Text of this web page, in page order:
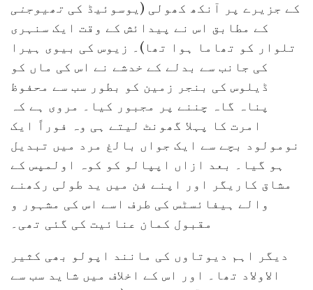
کے جزیرے پر آنکھ کھولی (یوسوئیڈ کی تھیوجنی
کے مطابق اس نے پیدائش کے وقت ایک سنہری
تلوار کو تھاما ہوا تھا)۔ زیوس کی بیوی ہیرا
کی جانب سے بدلے کے خدشے نے اس کی ماں کو
ڈیلوس کی بنجر زمین کو بطور سب سے محفوظ
پناہ گاہ چننے پر مجبور کیا۔ مروی ہے کہ
امرت کا پہلا گھونٹ لیتے ہی وہ فوراً ایک
نومولود بچے سے ایک جواں بالغ مرد میں تبدیل
ہو گیا۔ بعد ازاں اپپالو کو کوہ اولمپس کے
مشاق کاریگر اور اپنے فن میں ید طولی رکھنے
والے ہیفائسٹس کی طرف اسے اس کی مشہور و
مقبول کمان عنائیت کی گئی تھی۔
دیگر اہم دیوتاوں کی مانند اپولو بھی کثیر
الاولاد تھا۔ اور اس کے اخلاف میں شاید سب سے